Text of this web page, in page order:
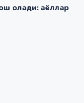
олади: аёллар